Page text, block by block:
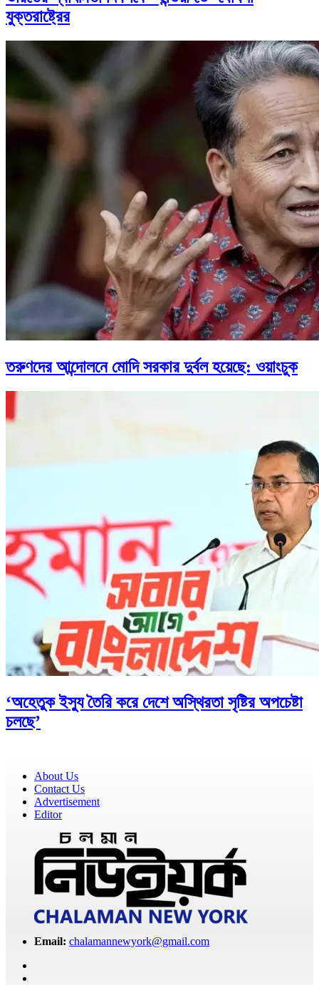
যুক্তরাষ্ট্রের
তরুণদের আন্দোলনে মোদি সরকার দুর্বল হয়েছে: ওয়াংচুক
‘অহেতুক ইস্যু তৈরি করে দেশে অস্থিরতা সৃষ্টির অপচেষ্টা
চলছে’
About Us
Contact Us
Advertisement
Editor
Email: chalamannewyork@gmail.com